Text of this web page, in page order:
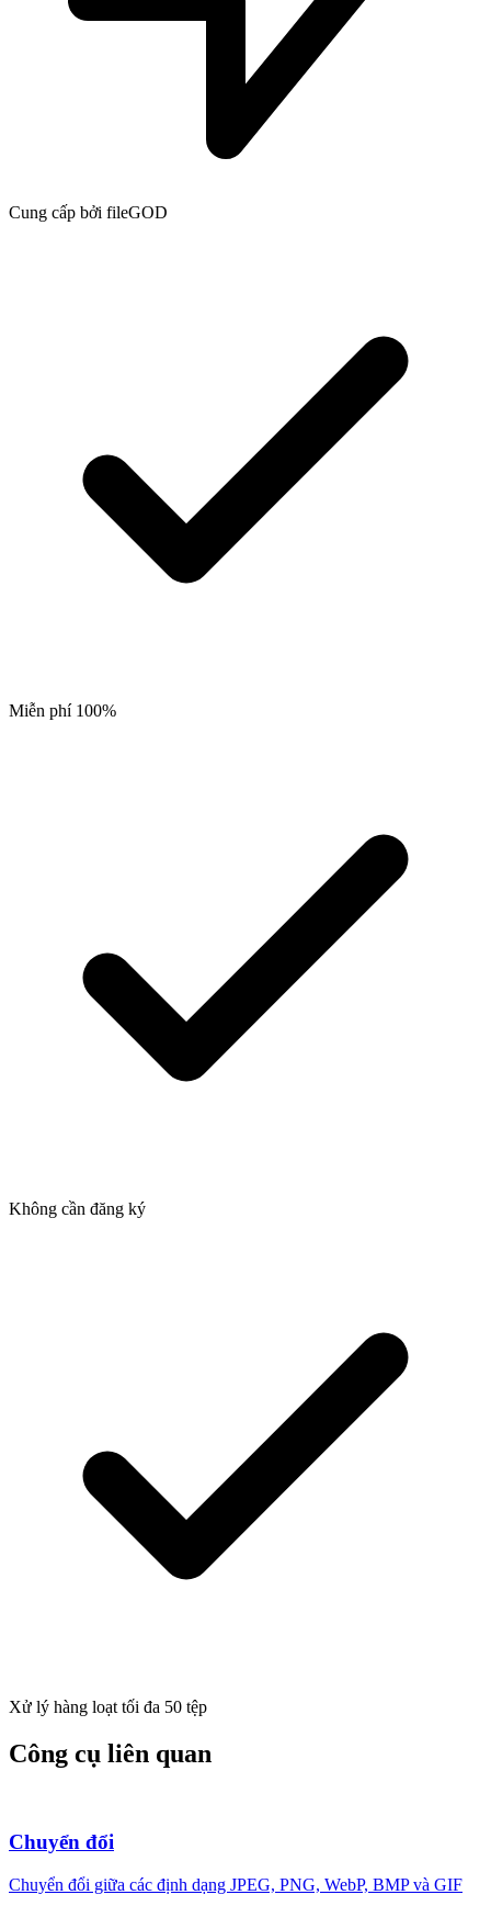
Cung cấp bởi fileGOD
Miễn phí 100%
Không cần đăng ký
Xử lý hàng loạt tối đa 50 tệp
Công cụ liên quan
Chuyển đổi
Chuyển đổi giữa các định dạng JPEG, PNG, WebP, BMP và GIF